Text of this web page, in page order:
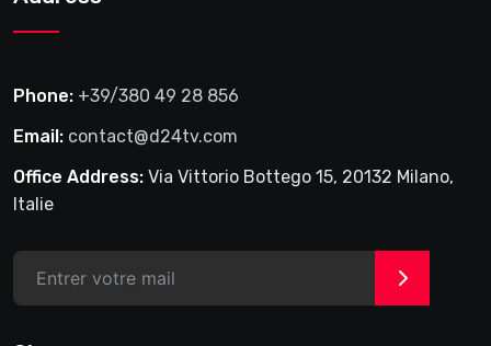
Phone: +39/380 49 28 856
Email: contact@d24tv.com
Office Address: Via Vittorio Bottego 15, 20132 Milano,
Italie
>